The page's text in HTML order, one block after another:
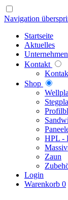
Navigation
Startseite
Aktuelles
Unternehmen
Kontakt
Shop
HPL -
Zaun
Login
Warenkorb 0